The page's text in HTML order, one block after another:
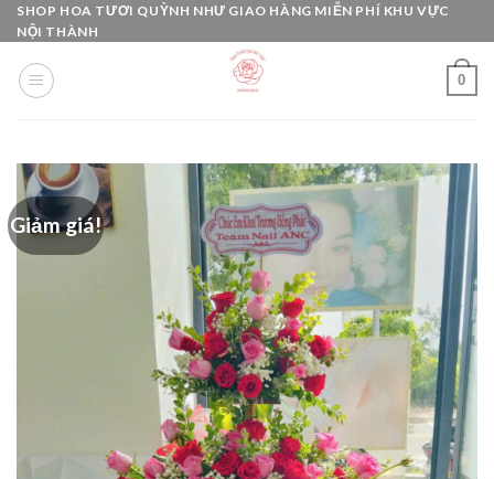
Skip
to
content
SHOP HOA TƯƠI QUỲNH NHƯ GIAO HÀNG MIỄN PHÍ KHU VỰC
NỘI THÀNH
0
Giảm giá!